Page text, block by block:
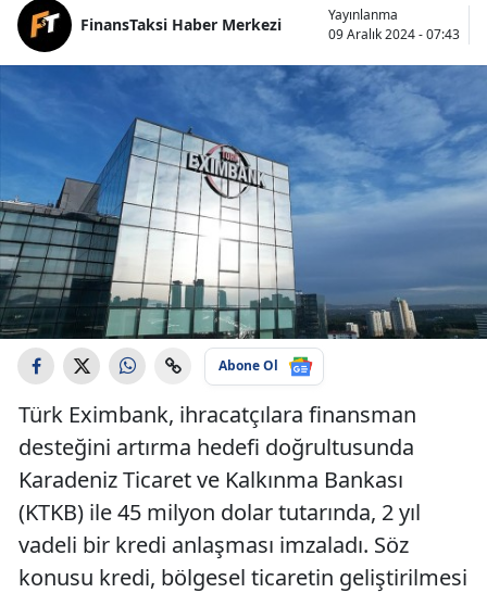
FinansTaksi Haber Merkezi
Yayınlanma
09 Aralık 2024 - 07:43
Abone Ol
Türk Eximbank, ihracatçılara finansman
desteğini artırma hedefi doğrultusunda
Karadeniz Ticaret ve Kalkınma Bankası
(KTKB) ile 45 milyon dolar tutarında, 2 yıl
vadeli bir kredi anlaşması imzaladı. Söz
konusu kredi, bölgesel ticaretin geliştirilmesi